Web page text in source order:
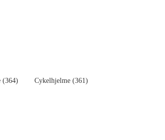
(364) Cykelhjelme (361)